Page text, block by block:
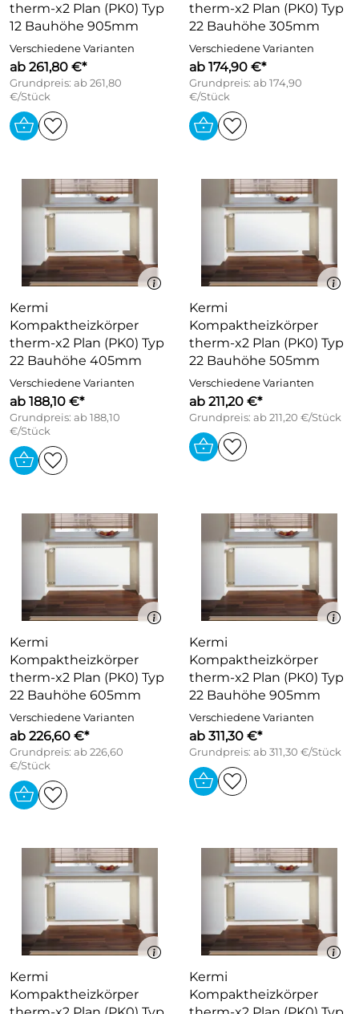
therm-x2 Plan (PK0) Typ
12 Bauhöhe 905mm
Verschiedene Varianten
ab 261,80 €*
Grundpreis: ab 261,80
€/Stück
therm-x2 Plan (PK0) Typ
22 Bauhöhe 305mm
Verschiedene Varianten
ab 174,90 €*
Grundpreis: ab 174,90
€/Stück
Kermi
Kompaktheizkörper
therm-x2 Plan (PK0) Typ
22 Bauhöhe 405mm
Verschiedene Varianten
ab 188,10 €*
Grundpreis: ab 188,10
€/Stück
Kermi
Kompaktheizkörper
therm-x2 Plan (PK0) Typ
22 Bauhöhe 505mm
Verschiedene Varianten
ab 211,20 €*
Grundpreis: ab 211,20 €/Stück
Kermi
Kompaktheizkörper
therm-x2 Plan (PK0) Typ
22 Bauhöhe 605mm
Verschiedene Varianten
ab 226,60 €*
Grundpreis: ab 226,60
€/Stück
Kermi
Kompaktheizkörper
therm-x2 Plan (PK0) Typ
22 Bauhöhe 905mm
Verschiedene Varianten
ab 311,30 €*
Grundpreis: ab 311,30 €/Stück
Kermi
Kompaktheizkörper
Kermi
Kompaktheizkörper